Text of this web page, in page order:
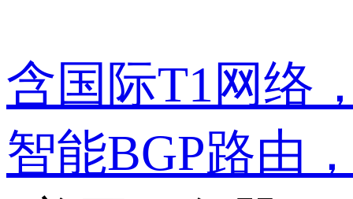
含国际T1网络
智能BGP路由